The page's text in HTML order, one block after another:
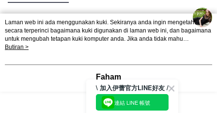
Tag Popular
Laman web ini ada menggunakan kuki. Sekiranya anda ingin mengetahui
secara terperinci bagaimana kuki digunakan di laman web ini, dan bagaimana
untuk mengubah tetapan kuki komputer anda. Jika anda tidak mahu
menggunakan kuki di komputer anda, sila rujuk penerangan mengenai kuki.
mengetahui secara terperinci bagaimana kuki digunakan di laman web ini,
mahu menggunakan kuki di komputer anda, sila rujuk penerangan mengenai
Butiran >
Faham
\ 加入伊蕾官方LINE好友 /
連結 LINE 帳號